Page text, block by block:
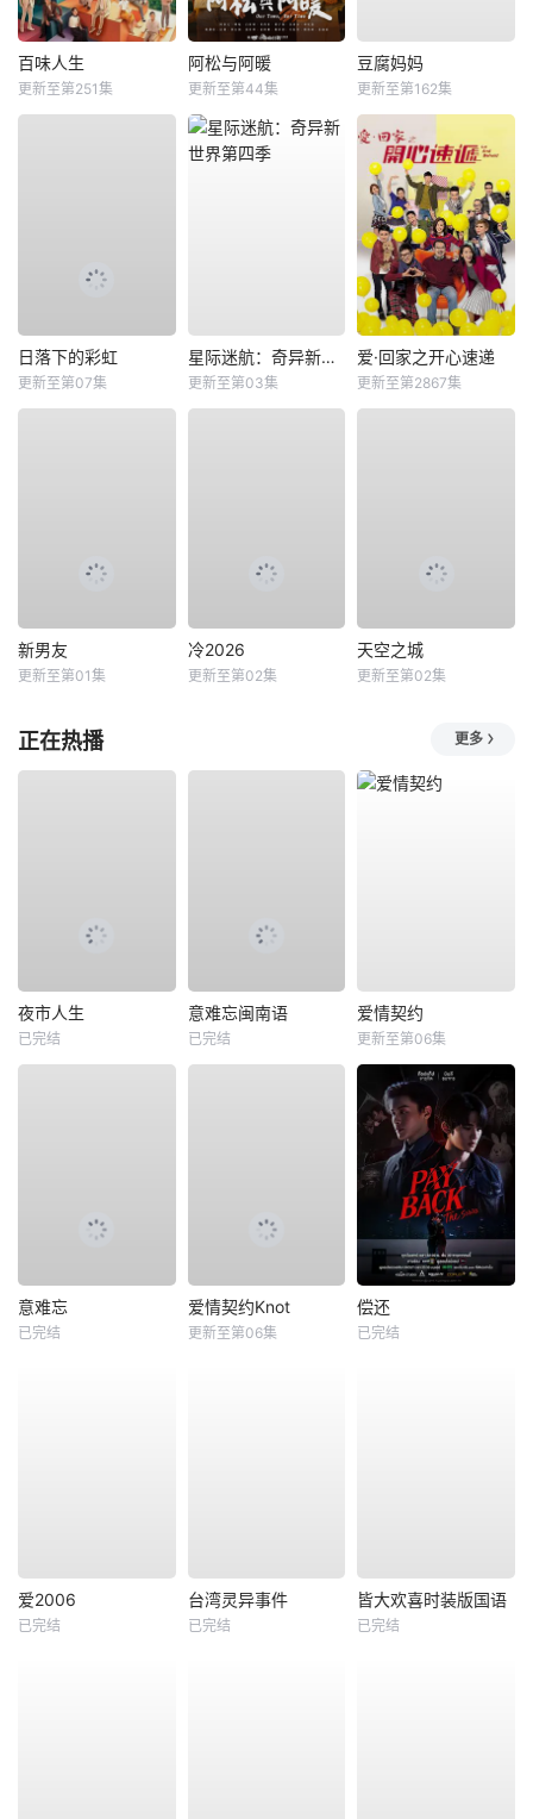
百味人生
更新至第251集
阿松与阿暖
更新至第44集
豆腐妈妈
更新至第162集
日落下的彩虹
更新至第07集
星际迷航：奇异新世界第四季
更新至第03集
爱·回家之开心速递
更新至第2867集
新男友
更新至第01集
冷2026
更新至第02集
天空之城
更新至第02集
正在热播 更多
夜市人生
已完结
意难忘闽南语
已完结
爱情契约
更新至第06集
意难忘
已完结
爱情契约Knot
更新至第06集
偿还
已完结
爱2006
已完结
台湾灵异事件
已完结
皆大欢喜时装版国语
已完结